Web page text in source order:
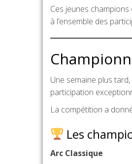
Ces jeunes
à l’ensemble des
Une semaine plus
participation
La compétition a
Les
Arc Classique